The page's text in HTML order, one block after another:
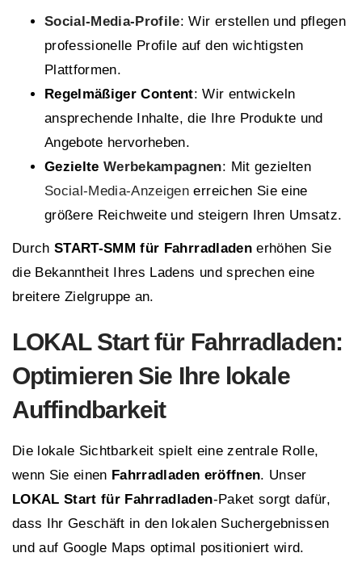
Social-Media-Profile: Wir erstellen und pflegen
professionelle Profile auf den wichtigsten
Plattformen.
Regelmäßiger Content: Wir entwickeln
ansprechende Inhalte, die Ihre Produkte und
Angebote hervorheben.
GezielteWerbekampagnen: Mit gezielten
Social-Media-Anzeigen erreichen Sie eine
größere Reichweite und steigern Ihren Umsatz.
DurchSTART-SMM für Fahrradladenerhöhen Sie
die Bekanntheit Ihres Ladens und sprechen eine
breitere Zielgruppe an.
LOKAL Start für Fahrradladen:
Optimieren Sie Ihre lokale
Auffindbarkeit
Die lokale Sichtbarkeit spielt eine zentrale Rolle,
wenn Sie einen Fahrradladen eröffnen. Unser
LOKAL Start für Fahrradladen-Paket sorgt dafür,
dass Ihr Geschäft in den lokalen Suchergebnissen
und auf Google Maps optimal positioniert wird.